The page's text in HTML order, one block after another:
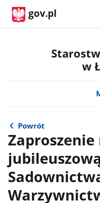
gov.pl
w
Powrót
Zaproszenie